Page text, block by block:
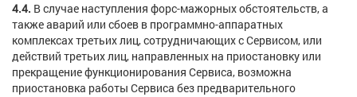
4.4. В случае наступления форс-мажорных обстоятельств, а
также аварий или сбоев в программно-аппаратных
комплексах третьих лиц, сотрудничающих с Сервисом, или
действий третьих лиц, направленных на приостановку или
прекращение функционирования Сервиса, возможна
приостановка работы Сервиса без предварительного